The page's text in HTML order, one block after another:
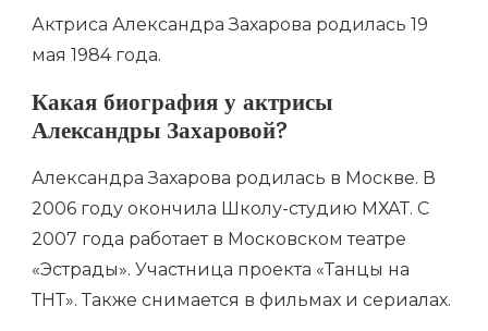
Актриса Александра Захарова родилась 19
мая 1984 года.
Какая биография у актрисы
Александры Захаровой?
Александра Захарова родилась в Москве. В
2006 году окончила Школу-студию МХАТ. С
2007 года работает в Московском театре
«Эстрады». Участница проекта «Танцы на
ТНТ». Также снимается в фильмах и сериалах.